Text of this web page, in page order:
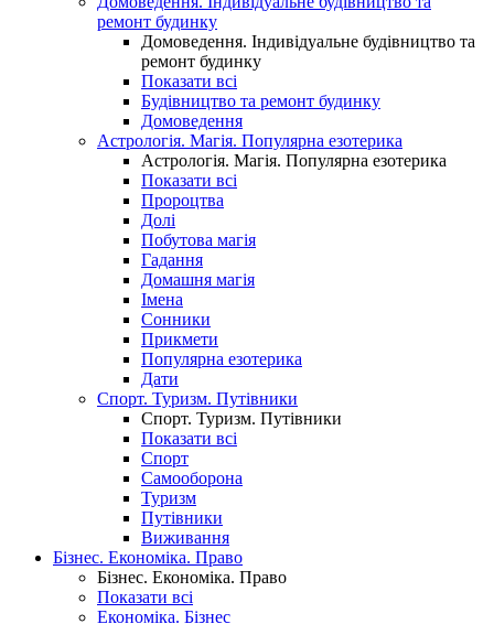
ремонт будинку
Домоведення. Індивідуальне будівництво та
ремонт будинку
Показати всі
Будівництво та ремонт будинку
Домоведення
Астрологія. Магія. Популярна езотерика
Астрологія. Магія. Популярна езотерика
Показати всі
Пророцтва
Долі
Побутова магія
Гадання
Домашня магія
Імена
Сонники
Прикмети
Популярна езотерика
Дати
Спорт. Туризм. Путівники
Спорт. Туризм. Путівники
Показати всі
Спорт
Самооборона
Туризм
Путівники
Виживання
Бізнес. Економіка. Право
Бізнес. Економіка. Право
Показати всі
Економіка. Бізнес